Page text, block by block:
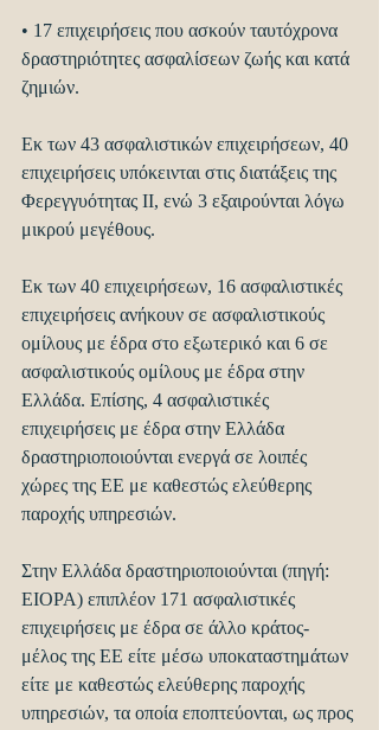
• 17 επιχειρήσεις που ασκούν ταυτόχρονα
δραστηριότητες ασφαλίσεων ζωής και κατά
ζημιών.
Εκ των 43 ασφαλιστικών επιχειρήσεων, 40
επιχειρήσεις υπόκεινται στις διατάξεις της
Φερεγγυότητας ΙΙ, ενώ 3 εξαιρούνται λόγω
μικρού μεγέθους.
Εκ των 40 επιχειρήσεων, 16 ασφαλιστικές
επιχειρήσεις ανήκουν σε ασφαλιστικούς
ομίλους με έδρα στο εξωτερικό και 6 σε
ασφαλιστικούς ομίλους με έδρα στην
Ελλάδα. Επίσης, 4 ασφαλιστικές
επιχειρήσεις με έδρα στην Ελλάδα
δραστηριοποιούνται ενεργά σε λοιπές
χώρες της ΕΕ με καθεστώς ελεύθερης
παροχής υπηρεσιών.
Στην Ελλάδα δραστηριοποιούνται (πηγή:
EIOPA) επιπλέον 171 ασφαλιστικές
επιχειρήσεις με έδρα σε άλλο κράτος-
μέλος της ΕΕ είτε μέσω υποκαταστημάτων
είτε με καθεστώς ελεύθερης παροχής
υπηρεσιών, τα οποία εποπτεύονται, ως προς